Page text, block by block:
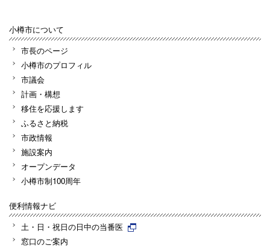
小樽市について
市長のページ
小樽市のプロフィル
市議会
計画・構想
移住を応援します
ふるさと納税
市政情報
施設案内
オープンデータ
小樽市制100周年
便利情報ナビ
土・日・祝日の日中の当番医
窓口のご案内